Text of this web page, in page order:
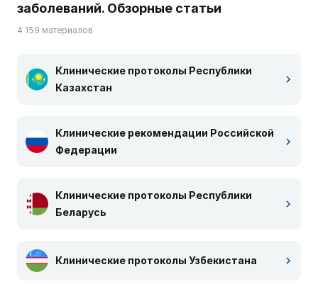
заболеваний. Обзорные статьи
4 159 материалов
Клинические протоколы Республики
Казахстан
Клинические рекомендации Российской
Федерации
Клинические протоколы Республики
Беларусь
Клинические протоколы Узбекистана